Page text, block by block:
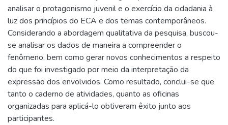
analisar o protagonismo juvenil e o exercício da cidadania à
luz dos princípios do ECA e dos temas contemporâneos.
Considerando a abordagem qualitativa da pesquisa, buscou-
se analisar os dados de maneira a compreender o
fenômeno, bem como gerar novos conhecimentos a respeito
do que foi investigado por meio da interpretação da
expressão dos envolvidos. Como resultado, conclui-se que
tanto o caderno de atividades, quanto as oficinas
organizadas para aplicá-lo obtiveram êxito junto aos
participantes.